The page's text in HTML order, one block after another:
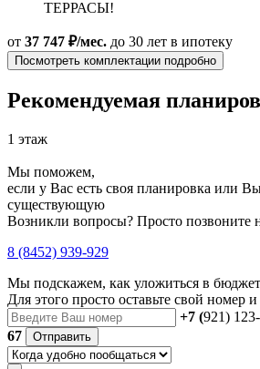
ТЕРРАСЫ!
от 37 747 ₽/мес. до 30 лет в ипотеку
Посмотреть комплектации подробно
Рекомендуемая
1 этаж
Мы поможем,
если у Вас есть своя планировка или
существующую
Возникли вопросы? Просто позвоните
8 (8452) 939-929
Мы подскажем, как уложиться в
Для этого просто оставьте свой номер
+7 (921)
67
Отправить